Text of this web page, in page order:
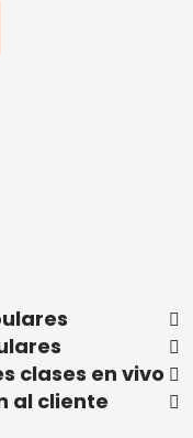
clases en vivo
al cliente